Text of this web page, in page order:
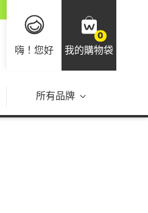
嗨！您好
0
我的購物袋
所有品牌